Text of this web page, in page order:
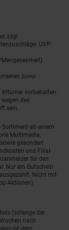
zzgl.
UVP:
zuvor
vorbehalten.
des
sein.
ab einem
Multimedia,
gesondert
und Filial-
für den
Nur ein Gutschein
Nicht mit
Aktionen)
(solange der
nach
ist dem